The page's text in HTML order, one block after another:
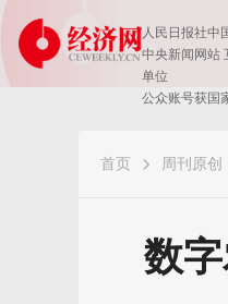
人民日报社中
中央新闻网站
单位
公众账号获国
首页 周刊原创
数